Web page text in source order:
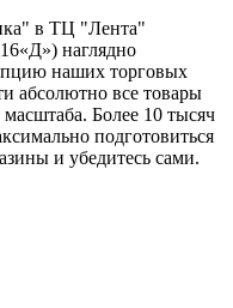
в ТЦ "Лента"
наглядно
наших торговых
абсолютно все товары
Более 10 тысяч
подготовиться
и убедитесь сами.